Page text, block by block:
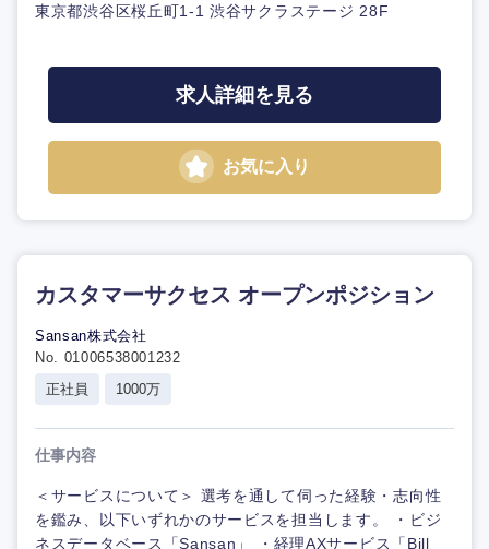
東京都渋谷区桜丘町1-1 渋谷サクラステージ 28F
求人詳細を見る
お気に入り
カスタマーサクセス オープンポジション
Sansan株式会社
No. 01006538001232
正社員
1000万
仕事内容
＜サービスについて＞ 選考を通して伺った経験・志向性
を鑑み、以下いずれかのサービスを担当します。 ・ビジ
ネスデータベース「Sansan」 ・経理AXサービス「Bill